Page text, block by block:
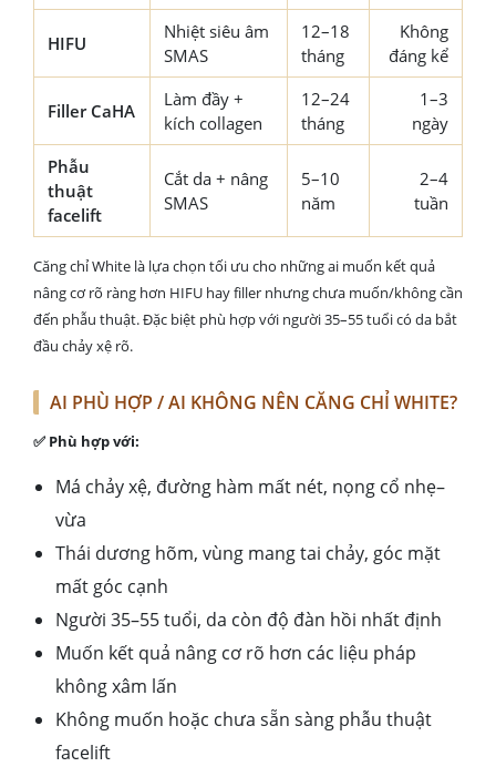
HIFU
Nhiệt siêu âm
SMAS
12–18
tháng
Không
đáng kể
Filler CaHA
Làm đầy +
kích collagen
12–24
tháng
1–3
ngày
Phẫu
thuật
facelift
Cắt da + nâng
SMAS
5–10
năm
2–4
tuần
Căng chỉ White là lựa chọn tối ưu cho những ai muốn kết quả
nâng cơ rõ ràng hơn HIFU hay filler nhưng chưa muốn/không cần
đến phẫu thuật. Đặc biệt phù hợp với người 35–55 tuổi có da bắt
đầu chảy xệ rõ.
AI PHÙ HỢP / AI KHÔNG NÊN CĂNG CHỈ WHITE?
✅ Phù hợp với:
Má chảy xệ, đường hàm mất nét, nọng cổ nhẹ–
vừa
Thái dương hõm, vùng mang tai chảy, góc mặt
mất góc cạnh
Người 35–55 tuổi, da còn độ đàn hồi nhất định
Muốn kết quả nâng cơ rõ hơn các liệu pháp
không xâm lấn
Không muốn hoặc chưa sẵn sàng phẫu thuật
facelift